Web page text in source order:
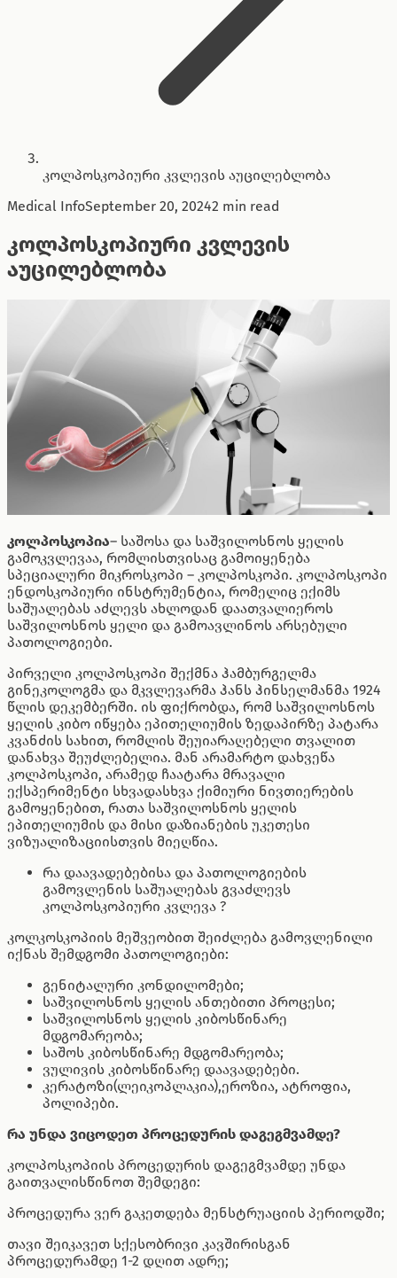
კოლპოსკოპიური კვლევის აუცილებლობა
Medical InfoSeptember 20, 20242 min read
კოლპოსკოპიური კვლევის
აუცილებლობა
კოლპოსკოპია– საშოსა და საშვილოსნოს ყელის
გამოკვლევაა, რომლისთვისაც გამოიყენება
სპეციალური მიკროსკოპი – კოლპოსკოპი. კოლპოსკოპი
ენდოსკოპიური ინსტრუმენტია, რომელიც ექიმს
საშუალებას აძლევს ახლოდან დაათვალიეროს
საშვილოსნოს ყელი და გამოავლინოს არსებული
პათოლოგიები.
პირველი კოლპოსკოპი შექმნა ჰამბურგელმა
გინეკოლოგმა და მკვლევარმა ჰანს ჰინსელმანმა 1924
წლის დეკემბერში. ის ფიქრობდა, რომ საშვილოსნოს
ყელის კიბო იწყება ეპითელიუმის ზედაპირზე პატარა
კვანძის სახით, რომლის შეუიარაღებელი თვალით
დანახვა შეუძლებელია. მან არამარტო დახვეწა
კოლპოსკოპი, არამედ ჩაატარა მრავალი
ექსპერიმენტი სხვადასხვა ქიმიური ნივთიერების
გამოყენებით, რათა საშვილოსნოს ყელის
ეპითელიუმის და მისი დაზიანების უკეთესი
ვიზუალიზაციისთვის მიეღწია.
რა დაავადებებისა და პათოლოგიების
გამოვლენის საშუალებას გვაძლევს
კოლპოსკოპიური კვლევა ?
კოლკოსკოპიის მეშვეობით შეიძლება გამოვლენილი
იქნას შემდგომი პათოლოგიები:
გენიტალური კონდილომები;
საშვილოსნოს ყელის ანთებითი პროცესი;
საშვილოსნოს ყელის კიბოსწინარე
მდგომარეობა;
საშოს კიბოსწინარე მდგომარეობა;
ვულივის კიბოსწინარე დაავადებები.
კერატოზი(ლეიკოპლაკია),ეროზია, ატროფია,
პოლიპები.
რა უნდა ვიცოდეთ პროცედურის დაგეგმვამდე?
კოლპოსკოპიის პროცედურის დაგეგმვამდე უნდა
გაითვალისწინოთ შემდეგი:
პროცედურა ვერ გაკეთდება მენსტრუაციის პერიოდში;
თავი შეიკავეთ სქესობრივი კავშირისგან
პროცედურამდე 1-2 დღით ადრე;